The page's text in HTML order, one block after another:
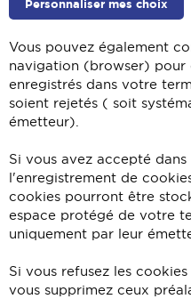
Personnaliser mes choix
Vous pouvez également
navigation (browser) pour
enregistrés dans votre
soient rejetés ( soit
émetteur).
Si vous avez accepté
l'enregistrement de
cookies pourront être
espace protégé de votre
uniquement par leur
Si vous refusez les
vous supprimez ceux